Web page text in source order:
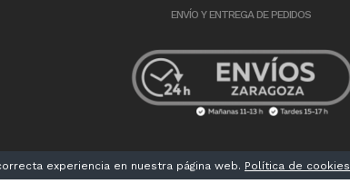
ENVÍO Y ENTREGA DE PEDIDOS
experiencia en nuestra página web. Política de cookies